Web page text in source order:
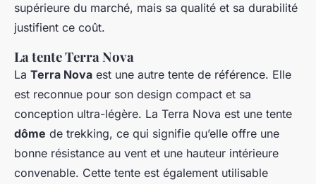
supérieure du marché, mais sa qualité et sa durabilité
justifient ce coût.
La tente Terra Nova
La Terra Nova est une autre tente de référence. Elle
est reconnue pour son design compact et sa
conception ultra-légère. La Terra Nova est une tente
dôme de trekking, ce qui signifie qu’elle offre une
bonne résistance au vent et une hauteur intérieure
convenable. Cette tente est également utilisable